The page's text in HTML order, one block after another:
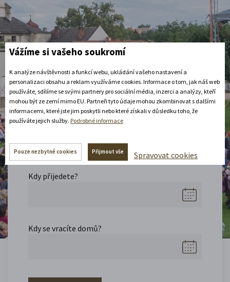
Vaše Litomyšl:
Naplánujte si pobyt
Podívejte se, co se na návrší během vaší
toho, co máte rádi.
Kdy přijedete?
Kdy se vracíte domů?
Vážíme si vašeho soukromí
K analýze návštěvnosti a funkcí webu, ukládání vašeho nastavení a
personalizaci obsahu a reklam využíváme cookies. Informace o tom, jak náš web
používáte, sdílíme se svými partnery pro sociální média, inzerci a analýzy, kteří
mohou být ze zemí mimo EU. Partneři tyto údaje mohou zkombinovat s dalšími
informacemi, které jste jim poskytli nebo které získali v důsledku toho, že
používáte jejich služby. Podrobné informace
Pouze nezbytné cookies Přijmout vše Spravovat cookies